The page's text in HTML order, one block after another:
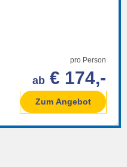
pro Person
ab € 174,-
Zum Angebot